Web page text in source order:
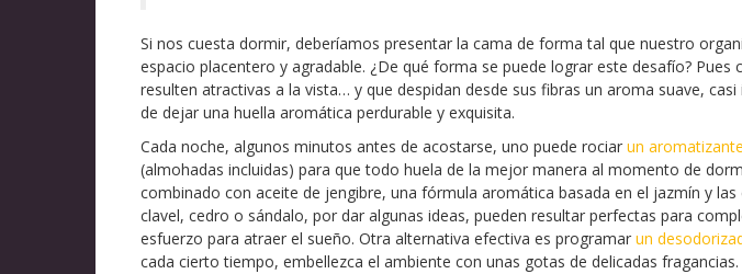
Si nos cuesta dormir, deberíamos presentar la cama de forma tal que nuestro
espacio placentero y agradable. ¿De qué forma se puede lograr este desafío? Pues
resulten atractivas a la vista… y que despidan desde sus fibras un aroma suave,
de dejar una huella aromática perdurable y exquisita.
Cada noche, algunos minutos antes de acostarse, uno puede rociar un
(almohadas incluidas) para que todo huela de la mejor manera al momento de
combinado con aceite de jengibre, una fórmula aromática basada en el jazmín y las
clavel, cedro o sándalo, por dar algunas ideas, pueden resultar perfectas para
esfuerzo para atraer el sueño. Otra alternativa efectiva es programar un
cada cierto tiempo, embellezca el ambiente con unas gotas de delicadas fragancias.